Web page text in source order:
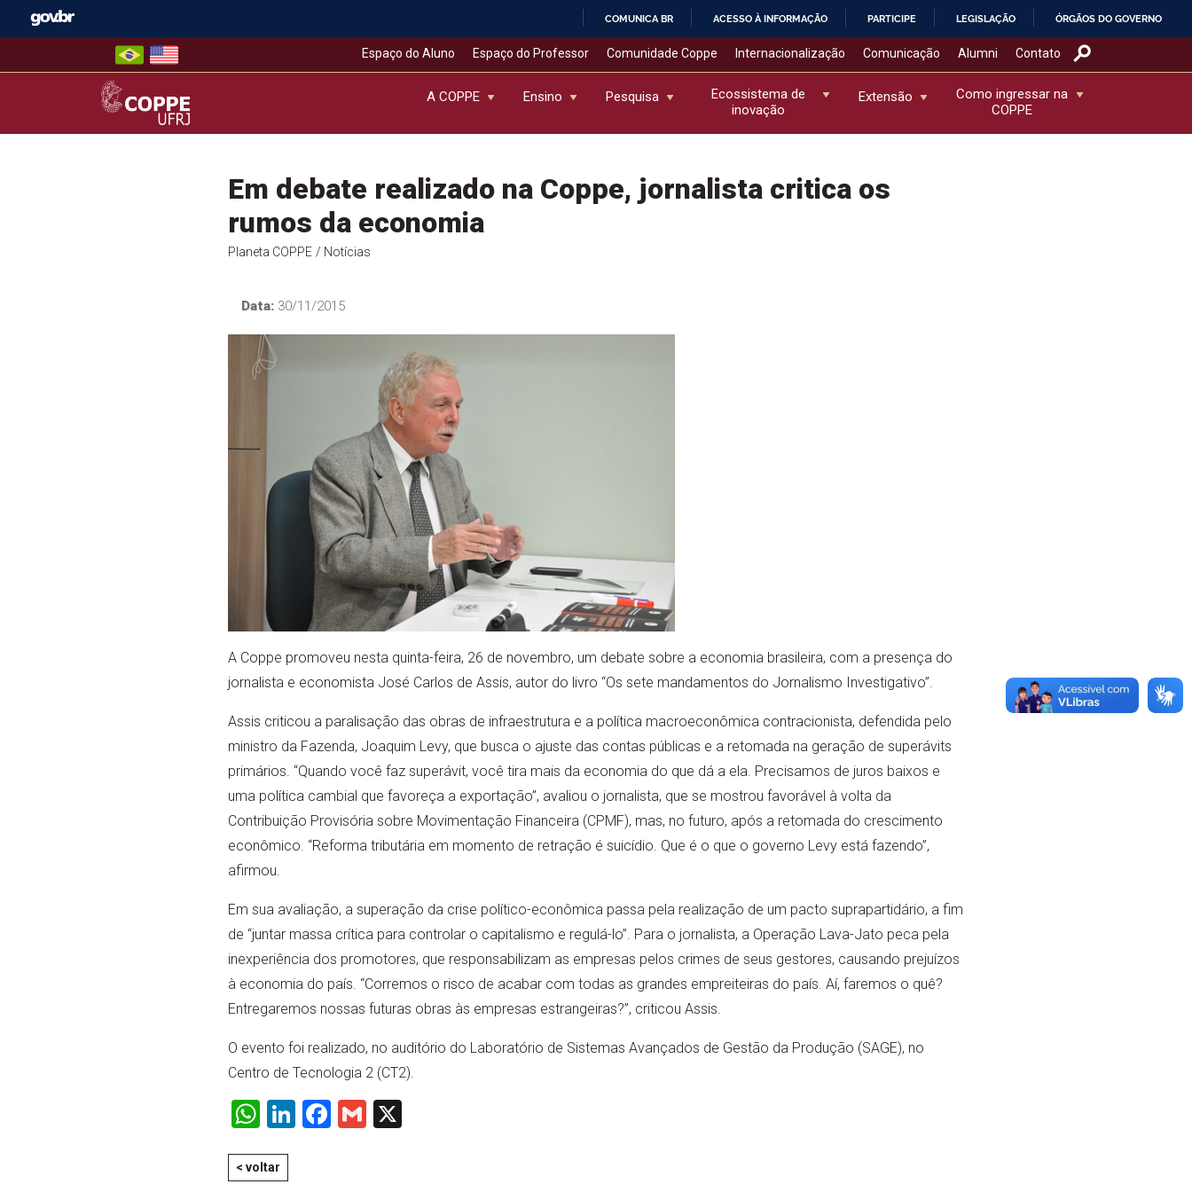
COMUNICA BR ACESSO À INFORMAÇÃO PARTICIPE LEGISLAÇÃO ÓRGÃOS DO GOVERNO
Espaço do Aluno Espaço do Professor Comunidade Coppe Internacionalização Comunicação Alumni Contato
COPPE – UFRJ
A COPPE Ensino Pesquisa
Ecossistema de
inovação
Extensão
Como ingressar na
COPPE
Em debate realizado na Coppe, jornalista critica os
rumos da economia
Planeta COPPE / Notícias
Data:30/11/2015
A Coppe promoveu nesta quinta-feira, 26 de novembro, um debate sobre a economia brasileira, com a presença do
jornalista e economista José Carlos de Assis, autor do livro “Os sete mandamentos do Jornalismo Investigativo”.
Assis criticou a paralisação das obras de infraestrutura e a política macroeconômica contracionista, defendida pelo
ministro da Fazenda, Joaquim Levy, que busca o ajuste das contas públicas e a retomada na geração de superávits
primários. “Quando você faz superávit, você tira mais da economia do que dá a ela. Precisamos de juros baixos e
uma política cambial que favoreça a exportação”, avaliou o jornalista, que se mostrou favorável à volta da
Contribuição Provisória sobre Movimentação Financeira (CPMF), mas, no futuro, após a retomada do crescimento
econômico. “Reforma tributária em momento de retração é suicídio. Que é o que o governo Levy está fazendo”,
afirmou.
Em sua avaliação, a superação da crise político-econômica passa pela realização de um pacto suprapartidário, a fim
de “juntar massa crítica para controlar o capitalismo e regulá-lo”. Para o jornalista, a Operação Lava-Jato peca pela
inexperiência dos promotores, que responsabilizam as empresas pelos crimes de seus gestores, causando prejuízos
à economia do país. “Corremos o risco de acabar com todas as grandes empreiteiras do país. Aí, faremos o quê?
Entregaremos nossas futuras obras às empresas estrangeiras?”, criticou Assis.
O evento foi realizado, no auditório do Laboratório de Sistemas Avançados de Gestão da Produção (SAGE), no
Centro de Tecnologia 2 (CT2).
WhatsApp
LinkedIn
Facebook
Gmail
X
< voltar